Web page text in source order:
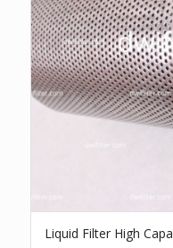
Liquid Filter High